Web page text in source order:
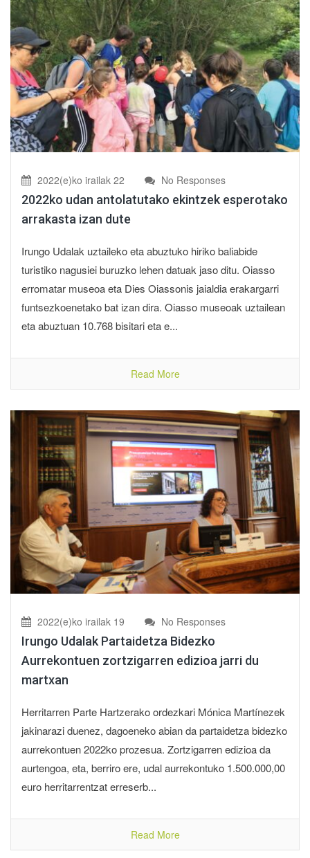
2022(e)ko irailak 22 No Responses
2022ko udan antolatutako ekintzek esperotako
arrakasta izan dute
Irungo Udalak uztaileko eta abuztuko hiriko baliabide
turistiko nagusiei buruzko lehen datuak jaso ditu. Oiasso
erromatar museoa eta Dies Oiassonis jaialdia erakargarri
funtsezkoenetako bat izan dira. Oiasso museoak uztailean
eta abuztuan 10.768 bisitari eta e...
Read More
2022(e)ko irailak 19 No Responses
Irungo Udalak Partaidetza Bidezko
Aurrekontuen zortzigarren edizioa jarri du
martxan
Herritarren Parte Hartzerako ordezkari Mónica Martínezek
jakinarazi duenez, dagoeneko abian da partaidetza bidezko
aurrekontuen 2022ko prozesua. Zortzigarren edizioa da
aurtengoa, eta, berriro ere, udal aurrekontuko 1.500.000,00
euro herritarrentzat erreserb...
Read More